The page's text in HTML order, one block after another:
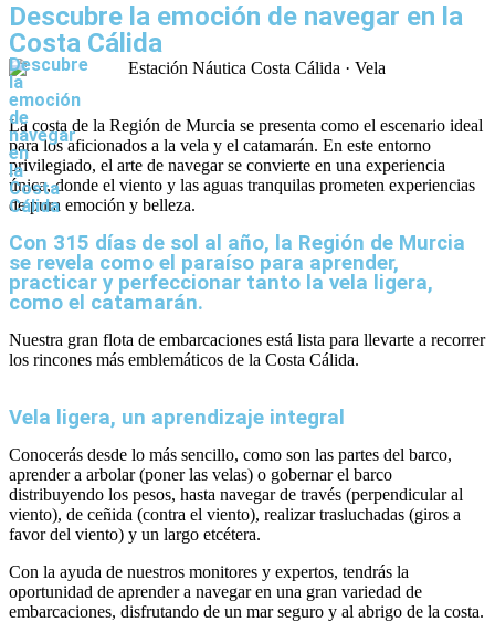
Descubre la emoción de navegar en la
Costa Cálida
Descubre
la
emoción
de
navegar
en
la
Costa
Cálida
La costa de la Región de Murcia se presenta como el escenario ideal
para los aficionados a la vela y el catamarán. En este entorno
privilegiado, el arte de navegar se convierte en una experiencia
única, donde el viento y las aguas tranquilas prometen experiencias
de pura emoción y belleza.
Con 315 días de sol al año, la Región de Murcia
se revela como el paraíso para aprender,
practicar y perfeccionar tanto la vela ligera,
como el catamarán.
Nuestra gran flota de embarcaciones está lista para llevarte a recorrer
los rincones más emblemáticos de la Costa Cálida.
Vela ligera, un aprendizaje integral
Conocerás desde lo más sencillo, como son las partes del barco,
aprender a arbolar (poner las velas) o gobernar el barco
distribuyendo los pesos, hasta navegar de través (perpendicular al
viento), de ceñida (contra el viento), realizar trasluchadas (giros a
favor del viento) y un largo etcétera.
Con la ayuda de nuestros monitores y expertos, tendrás la
oportunidad de aprender a navegar en una gran variedad de
embarcaciones, disfrutando de un mar seguro y al abrigo de la costa.